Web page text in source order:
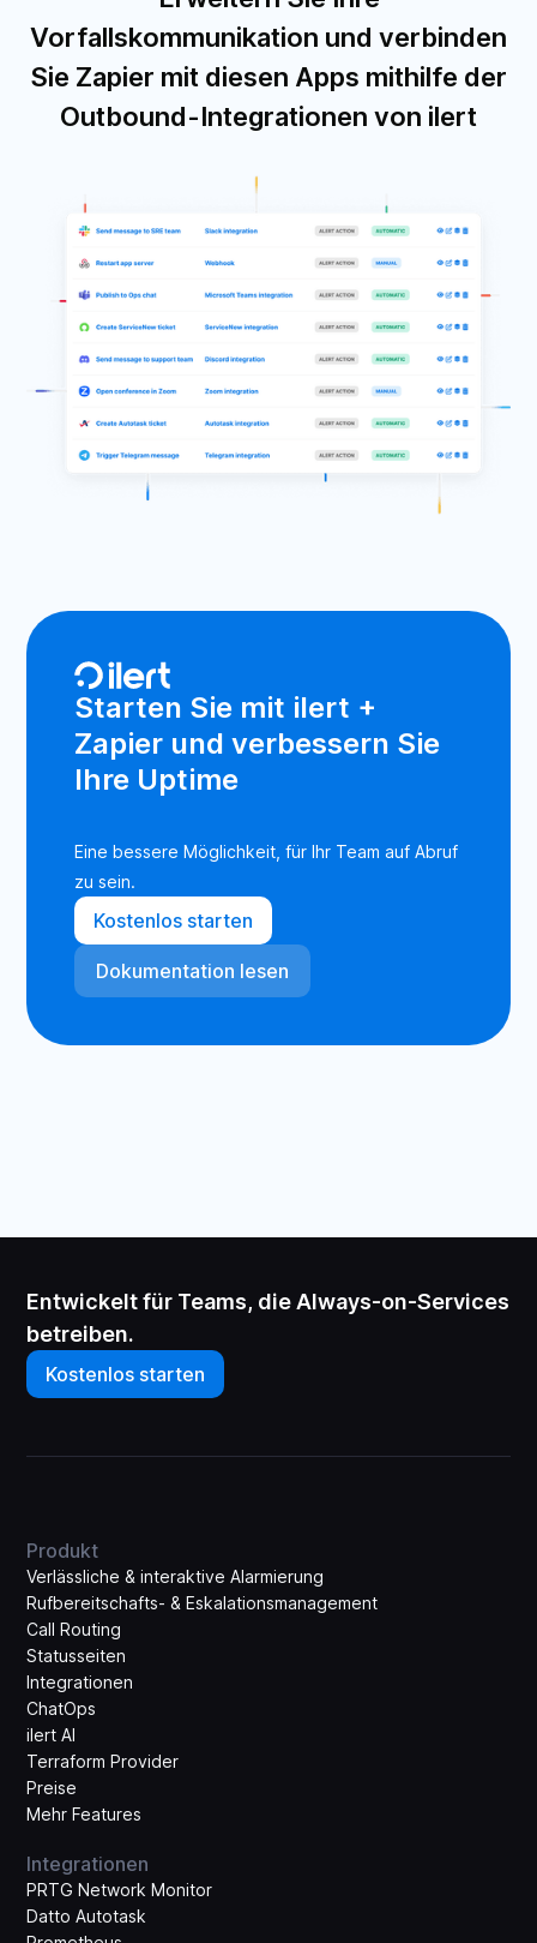
Vorfallskommunikation und verbinden
Sie Zapier mit diesen Apps mithilfe der
Outbound-Integrationen von ilert
Starten Sie mit ilert +
Zapier und verbessern Sie
Ihre Uptime
Eine bessere Möglichkeit, für Ihr Team auf Abruf
zu sein.
Kostenlos starten
Dokumentation lesen
Entwickelt für Teams, die Always-on-Services
betreiben.
Kostenlos starten
Produkt
Verlässliche & interaktive Alarmierung
Rufbereitschafts- & Eskalations­management
Call Routing
Statusseiten
Integrationen
ChatOps
ilert AI
Terraform Provider
Preise
Mehr Features
Integrationen
PRTG Network Monitor
Datto Autotask